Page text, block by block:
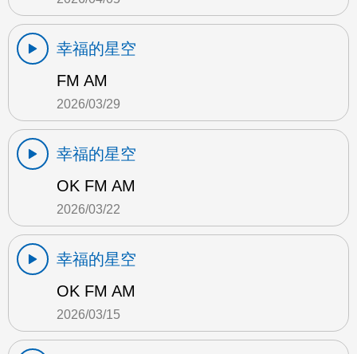
幸福的星空
FM AM
2026/03/29
幸福的星空
OK FM AM
2026/03/22
幸福的星空
OK FM AM
2026/03/15